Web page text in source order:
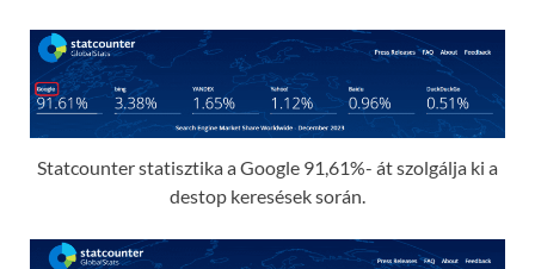
Statcounter statisztika a Google 91,61%- át szolgálja ki a
destop keresések során.